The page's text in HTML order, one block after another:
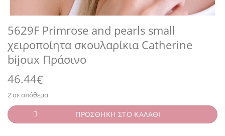
5629F Primrose and pearls small
χειροποίητα σκουλαρίκια Catherine
bijoux Πράσινο
46.44€
2 σε απόθεμα
ΠΡΟΣΘΗΚΗ ΣΤΟ ΚΑΛΑΘΙ